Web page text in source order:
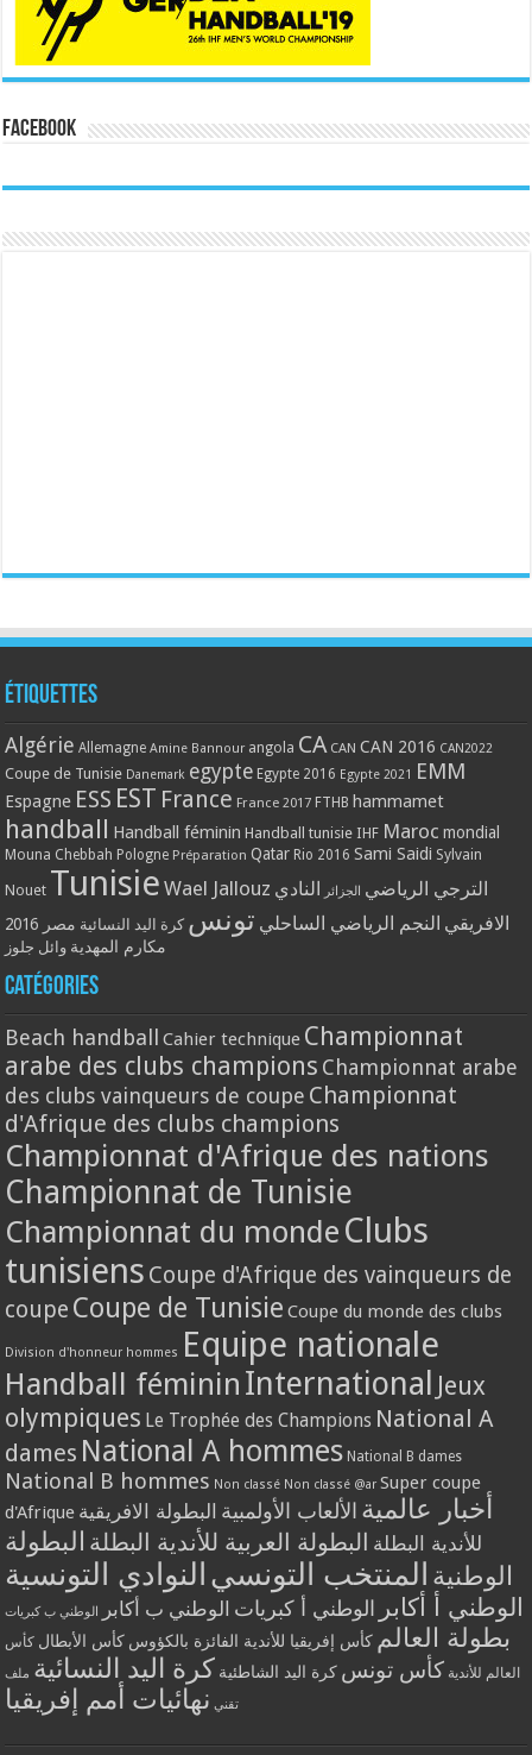
Facebook
Étiquettes
Algérie Allemagne Amine Bannour angola CA CAN CAN 2016 CAN2022
Coupe de Tunisie Danemark egypte Egypte 2016 Egypte 2021 EMM
Espagne ESS EST France France 2017 FTHB hammamet
handball Handball féminin Handball tunisie IHF Maroc mondial
Mouna Chebbah Pologne Préparation Qatar Rio 2016 Sami Saidi Sylvain
Nouet Tunisie Wael Jallouz الترجي الرياضي الجزائر النادي
الافريقي النجم الرياضي الساحلي تونس كرة اليد النسائية مصر 2016
مكارم المهدية وائل جلوز
Catégories
Beach handball Cahier technique Championnat
arabe des clubs champions Championnat arabe
des clubs vainqueurs de coupe Championnat
d'Afrique des clubs champions
Championnat d'Afrique des nations
Championnat de Tunisie
Championnat du monde Clubs
tunisiens Coupe d'Afrique des vainqueurs de
coupe Coupe de Tunisie Coupe du monde des clubs
Division d'honneur hommes Equipe nationale
Handball féminin International Jeux
olympiques Le Trophée des Champions National A
dames National A hommes National B dames
National B hommes Non classé Non classé @ar Super coupe
d'Afrique
أخبار عالمية الألعاب الأولمبية البطولة الافريقية
للأندية البطلة البطولة العربية للأندية البطلة البطولة
الوطنية المنتخب التونسي النوادي التونسية
الوطني أ أكابر الوطني أ كبريات الوطني ب أكابر الوطني ب كبريات
بطولة العالم كأس إفريقيا للأندية الفائزة بالكؤوس كأس الأبطال كأس
العالم للأندية كأس تونس كرة اليد الشاطئية كرة اليد النسائية ملف
تقني نهائيات أمم إفريقيا